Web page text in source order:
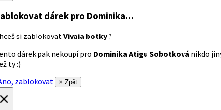
dárek pro Dominika…
si zablokovatVivaia botky?
dárek pak nekoupí pro Dominika Atigu Sobotková nikdo
ty :)
zablokovat
× Zpět